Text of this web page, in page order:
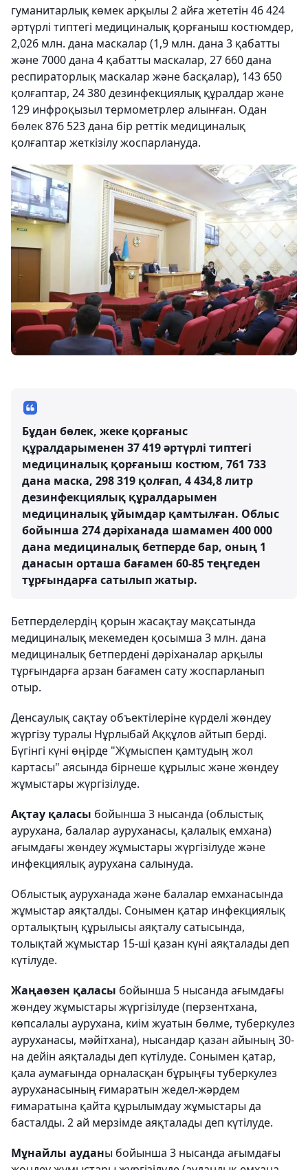
гуманитарлық көмек арқылы 2 айға жететін 46 424
әртүрлі типтегі медициналық қорғаныш костюмдер,
2,026 млн. дана маскалар (1,9 млн. дана 3 қабатты
және 7000 дана 4 қабатты маскалар, 27 660 дана
респираторлық маскалар және басқалар), 143 650
қолғаптар, 24 380 дезинфекциялық құралдар және
129 инфроқызыл термометрлер алынған. Одан
бөлек 876 523 дана бір реттік медициналық
қолғаптар жеткізілу жоспарлануда.
Бұдан бөлек, жеке қорғаныс
құралдарыменен 37 419 әртүрлі типтегі
медициналық қорғаныш костюм, 761 733
дана маска, 298 319 қолғап, 4 434,8 литр
дезинфекциялық құралдарымен
медициналық ұйымдар қамтылған. Облыс
бойынша 274 дәріханада шамамен 400 000
дана медициналық бетперде бар, оның 1
данасын орташа бағамен 60-85 теңгеден
тұрғындарға сатылып жатыр.
Бетперделердің қорын жасақтау мақсатында
медициналық мекемеден қосымша 3 млн. дана
медициналық бетпердені дәріханалар арқылы
тұрғындарға арзан бағамен сату жоспарланып
отыр.
Денсаулық сақтау объектілеріне күрделі жөндеу
жүргізу туралы Нұрлыбай Аққұлов айтып берді.
Бүгінгі күні өңірде "Жұмыспен қамтудың жол
картасы" аясында бірнеше құрылыс және жөндеу
жұмыстары жүргізілуде.
Ақтау қаласы бойынша 3 нысанда (облыстық
аурухана, балалар ауруханасы, қалалық емхана)
ағымдағы жөндеу жұмыстары жүргізілуде және
инфекциялық аурухана салынуда.
Облыстық ауруханада және балалар емханасында
жұмыстар аяқталды. Сонымен қатар инфекциялық
орталықтың құрылысы аяқталу сатысында,
толықтай жұмыстар 15-ші қазан күні аяқталады деп
күтілуде.
Жаңаөзен қаласы бойынша 5 нысанда ағымдағы
жөндеу жұмыстары жүргізілуде (перзентхана,
көпсалалы аурухана, киім жуатын бөлме, туберкулез
ауруханасы, мәйітхана), нысандар қазан айының 30-
на дейін аяқталады деп күтілуде. Сонымен қатар,
қала аумағында орналасқан бұрыңғы туберкулез
ауруханасының ғимаратын жедел-жәрдем
ғимаратына қайта құрылымдау жұмыстары да
басталды. 2 ай мерзімде аяқталады деп күтілуде.
Мұнайлы ауданы бойынша 3 нысанда ағымдағы